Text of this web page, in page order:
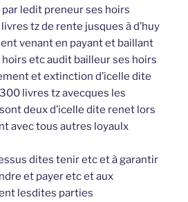
ledit preneur ses hoirs
tz de rente jusques à d’huy
venant en payant et baillant
etc audit bailleur ses hoirs
et extinction d’icelle dite
livres tz avecques les
deux d’icelle dite renet lors
avec tous autres loyaulx
dites tenir etc et à garantir
et payer etc et aux
lesdites parties